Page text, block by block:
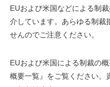
EUおよび米国などによる制
介しています。あらゆる制裁
せんのでご注意ください。
EUおよび米国による制裁の
概要一覧』をご覧ください。